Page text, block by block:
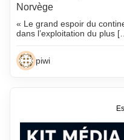
Norvège
« Le grand espoir du
dans l’exploitation du plus
piwi